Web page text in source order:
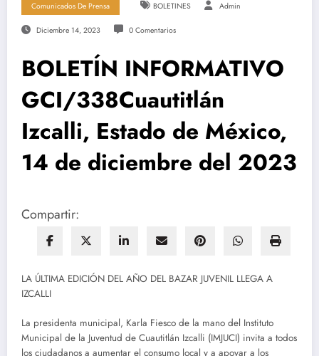
Comunicados De Prensa BOLETINES Admin
Diciembre 14, 2023 0 Comentarios
BOLETÍN INFORMATIVO
GCI/338Cuautitlán
Izcalli, Estado de México,
14 de diciembre del 2023
Compartir:
LA ÚLTIMA EDICIÓN DEL AÑO DEL BAZAR JUVENIL LLEGA A
IZCALLI
La presidenta municipal, Karla Fiesco de la mano del Instituto
Municipal de la Juventud de Cuautitlán Izcalli (IMJUCI) invita a todos
los ciudadanos a aumentar el consumo local y a apoyar a los